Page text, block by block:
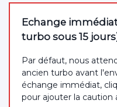
Echange
turbo sous 15
Par défaut, nous
ancien turbo avant
échange immédiat,
pour ajouter la caution